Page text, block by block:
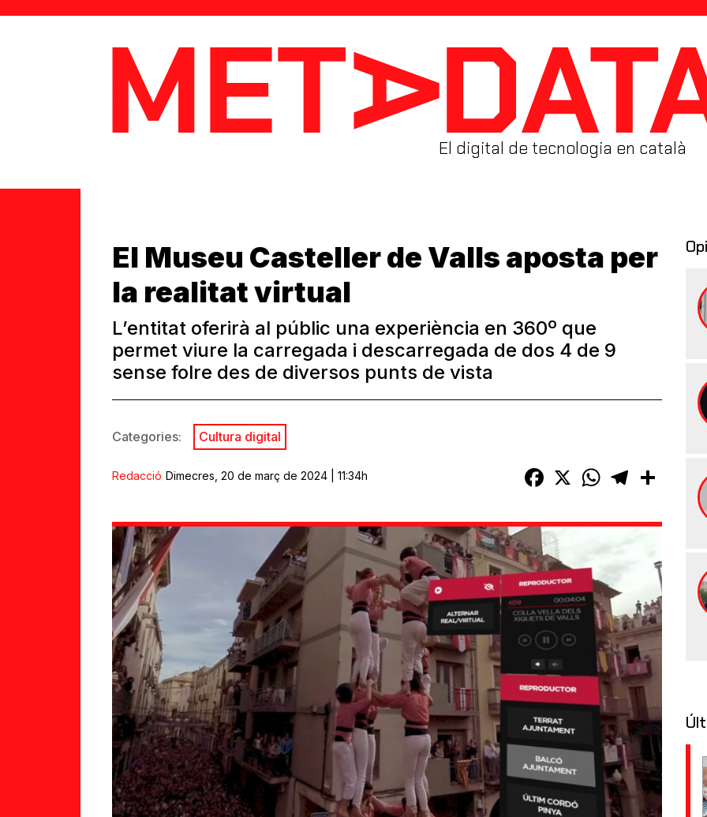
MetaData
El digital de tecnologia en català
El Museu Casteller de Valls aposta per
la realitat virtual
L’entitat oferirà al públic una experiència en 360º que
permet viure la carregada i descarregada de dos 4 de 9
sense folre des de diversos punts de vista
Categories: Cultura digital
Redacció Dimecres, 20 de març de 2024 | 11:34h Facebook
X WhatsAppTelegram